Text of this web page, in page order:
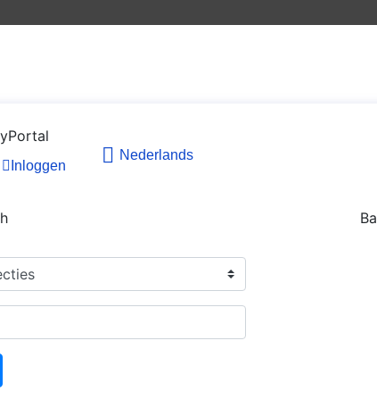
Inloggen
Nederlands